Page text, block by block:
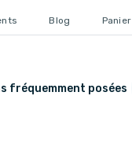
Blog Panier
fréquemment posées